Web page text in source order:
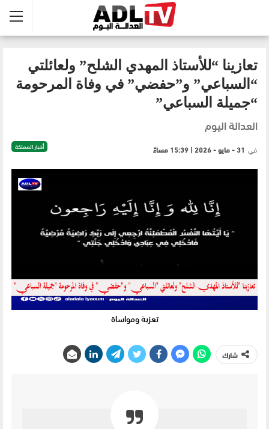
تعازينا “للأستاذ المهدي الشلح” ولعائلتي
“السباعي” و”حفضي” في وفاة المرحومة
“جميلة السباعي”
العدالة اليوم
أخبار المملكة في 31 - مايو - 2026 | 15:39 مساءً
تعزية ومواساة
شارك